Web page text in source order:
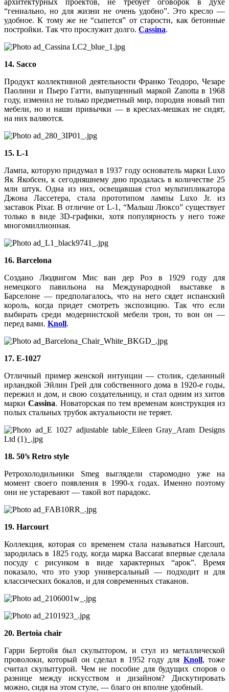
“гениально, но для жизни не очень удобно”. Это кресло —
удобное. К тому же не “сыпется” от старости, как бетонные
постройки. Так что прослужит долго. Cassina.
14. Sacco
Продукт коллективной деятельности Франко Теодоро, Чезаре
Паолини и Пьеро Гатти, выпущенный маркой Zanotta в 1968
году, изменил не только предметный мир, породив новый тип
мебели, но и наши привычки — в креслах-мешках не сидят,
на них валяются.
15. L-1
Лампа, которую придумал в 1937 году основатель марки Luxo
Як Якобсен, к сегодняшнему дню продалась в количестве 25
млн штук. Одна из них, освещавшая стол мультипликатора
Джона Лассетера, стала прототипом лампы Luxo Jr. из
заставок Pixar. В отличие от L-1, “Малыш Люксо” существует
только в виде 3D-графики, хотя популярность у него тоже
многомиллионная.
16. Barcelona
Создано Людвигом Мис ван дер Роэ в 1929 году для
немецкого павильона на Международной выставке в
Барселоне — предполагалось, что на него сядет испанский
король, когда придет смотреть экспозицию. Так что если
выбирать среди модернистской мебели трон, то вон он —
перед вами. Knoll.
17. Е-1027
Отличный пример женской интуиции — столик, сделанный
ирландкой Эйлин Грей для собственного дома в 1920-е годы,
пережил и дом, и свою создательницу, и стал одним из хитов
маркиCassina. Новаторская по тем временам конструкция из
полых стальных трубок актуальности не теряет.
18. 50’s Retro style
Ретрохолодильники Smeg выглядели старомодно уже на
момент своего появления в 1990-х годах. Именно поэтому
они не устаревают — такой вот парадокс.
19. Harcourt
Коллекция, которая со временем стала называться Harcourt,
зародилась в 1825 году, когда марка Baccarat впервые сделала
посуду с рисунком в виде характерных “арок”. Время
показало, что это узор универсальный — подходит и для
классических бокалов, и для современных стаканов.
20. Bertoia chair
Гарри Бертойя был скульптором, и стул из металлической
проволоки, который он сделал в 1952 году для Knoll, тоже
считал скульптурой. Чем не пособие для бу­дущих споров о
разнице между искусством и дизайном? Дискутировать
можно, сидя на этом стуле, — благо он вполне удобный.